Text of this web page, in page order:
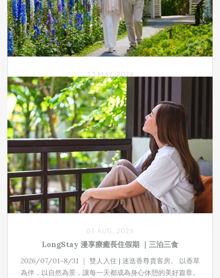
続きを見る 今予約する
【銀髮60+】BLOOM RETREAT 再綻人生 立折$1000
｜一泊二食
即日起~8/31， 迷迭香尊貴客房｜一泊二食｜雙人入住。每
房至少一位須年滿60歲(含)以上貴賓入住，入住時須出示證
件，即可享每房入住折抵一次 NT$1,000 優惠。
13 MAY, 2026
続きを見る
LongStay 漫享療癒長住假期 ｜三泊三食
2026/07/01~8/31 ｜ 雙人入住 | 迷迭香尊貴客房。 以香草
為伴，以自然為景，讓每一天都成為身心休憩的美好篇章。
01 AUG, 2026